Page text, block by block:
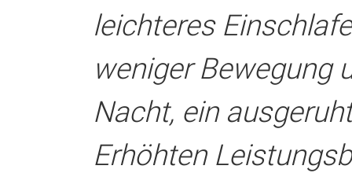
leichteres
weniger Bewegung
Nacht, ein
Erhöhten